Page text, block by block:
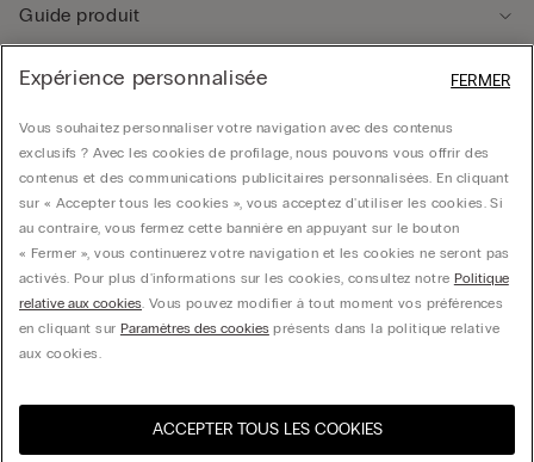
Sélectionnez la taille
Guide produit
Service client
Données légales
Société
© CALZEDONIA SpA, Via Monte Baldo, 20 - 37062 - Dossobuono di Villafranca (VR) -
United States
Expérience personnalisée
Vous souhaitez personnaliser votre navigation avec des contenus
exclusifs ? Avec les cookies de profilage, nous pouvons vous offrir des
contenus et des communications publicitaires personnalisées. En cliquant
sur « Accepter tous les cookies », vous acceptez d'utiliser les cookies. Si
au contraire, vous fermez cette bannière en appuyant sur le bouton
« Fermer », vous continuerez votre navigation et les cookies ne seront pas
activés. Pour plus d'informations sur les cookies, consultez notre Politique
relative aux cookies. Vous pouvez modifier à tout moment vos préférences
en cliquant sur Paramètres des cookiesprésents dans la politique relative
aux cookies.
ACCEPTER TOUS LES COOKIES
FERMER